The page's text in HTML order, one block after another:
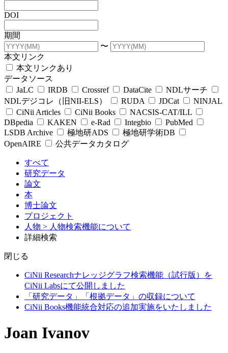
DOI
期間
〜
本文リンク
本文リンクあり
データソース
JaLC
IRDB Crossref DataCite
NDLサーチ
NDLデジコレ（旧NII-ELS）
RUDA JDCat
NINJAL
CiNii Articles
CiNii Books
NACSIS-CAT/ILL
DBpedia
KAKEN e-Rad Integbio
PubMed
LSDB Archive
極地研ADS
極地研学術DB
OpenAIRE
公共データカタログ
すべて
研究データ
論文
本
博士論文
プロジェクト
人物 > 人物検索機能について
詳細検索
閉じる
CiNii Researchナレッジグラフ検索機能（試行版）を
CiNii Labsにて公開しました
「研究データ」「根拠データ」の収録について
CiNii Books機能統合対応の追加実施をいたしました
Joan Ivanov